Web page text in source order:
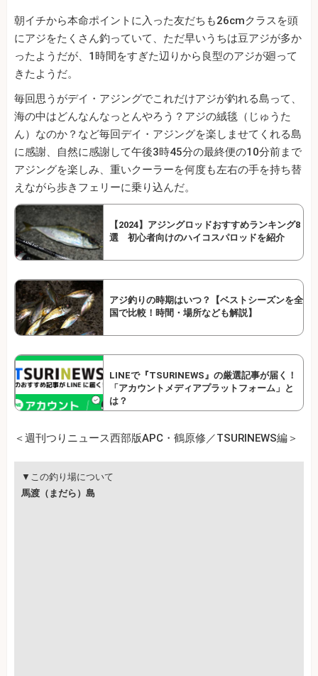
朝イチから本命ポイントに入った友だちも26cmクラスを頭
にアジをたくさん釣っていて、ただ早いうちは豆アジが多か
ったようだが、1時間をすぎた辺りから良型のアジが廻って
きたようだ。
毎回思うがデイ・アジングでこれだけアジが釣れる島って、
海の中はどんなんなっとんやろう？アジの絨毯（じゅうた
ん）なのか？など毎回デイ・アジングを楽しませてくれる島
に感謝、自然に感謝して午後3時45分の最終便の10分前まで
アジングを楽しみ、重いクーラーを何度も左右の手を持ち替
えながら歩きフェリーに乗り込んだ。
【2024】アジングロッドおすすめランキング8
選 初心者向けのハイコスパロッドを紹介
アジ釣りの時期はいつ？【ベストシーズンを全
国で比較！時間・場所なども解説】
LINEで『TSURINEWS』の厳選記事が届く！
「アカウントメディアプラットフォーム」と
は？
＜週刊つりニュース西部版APC・鶴原修／TSURINEWS編＞
▼この釣り場について
馬渡（まだら）島